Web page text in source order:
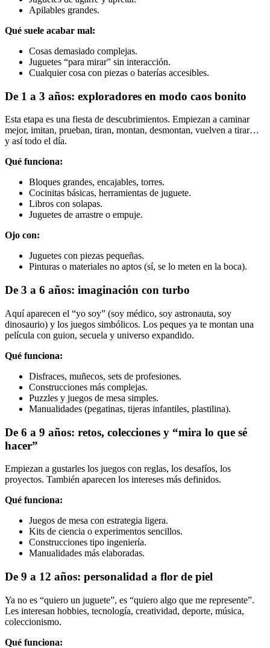
Apilables grandes.
Qué suele acabar mal:
Cosas demasiado complejas.
Juguetes “para mirar” sin interacción.
Cualquier cosa con piezas o baterías accesibles.
De 1 a 3 años: exploradores en modo caos bonito
Esta etapa es una fiesta de descubrimientos. Empiezan a caminar
mejor, imitan, prueban, tiran, montan, desmontan, vuelven a tirar…
y así todo el día.
Qué funciona:
Bloques grandes, encajables, torres.
Cocinitas básicas, herramientas de juguete.
Libros con solapas.
Juguetes de arrastre o empuje.
Ojo con:
Juguetes con piezas pequeñas.
Pinturas o materiales no aptos (sí, se lo meten en la boca).
De 3 a 6 años: imaginación con turbo
Aquí aparecen el “yo soy” (soy médico, soy astronauta, soy
dinosaurio) y los juegos simbólicos. Los peques ya te montan una
película con guion, secuela y universo expandido.
Qué funciona:
Disfraces, muñecos, sets de profesiones.
Construcciones más complejas.
Puzzles y juegos de mesa simples.
Manualidades (pegatinas, tijeras infantiles, plastilina).
De 6 a 9 años: retos, colecciones y “mira lo que sé
hacer”
Empiezan a gustarles los juegos con reglas, los desafíos, los
proyectos. También aparecen los intereses más definidos.
Qué funciona:
Juegos de mesa con estrategia ligera.
Kits de ciencia o experimentos sencillos.
Construcciones tipo ingeniería.
Manualidades más elaboradas.
De 9 a 12 años: personalidad a flor de piel
Ya no es “quiero un juguete”, es “quiero algo que me represente”.
Les interesan hobbies, tecnología, creatividad, deporte, música,
coleccionismo.
Qué funciona: